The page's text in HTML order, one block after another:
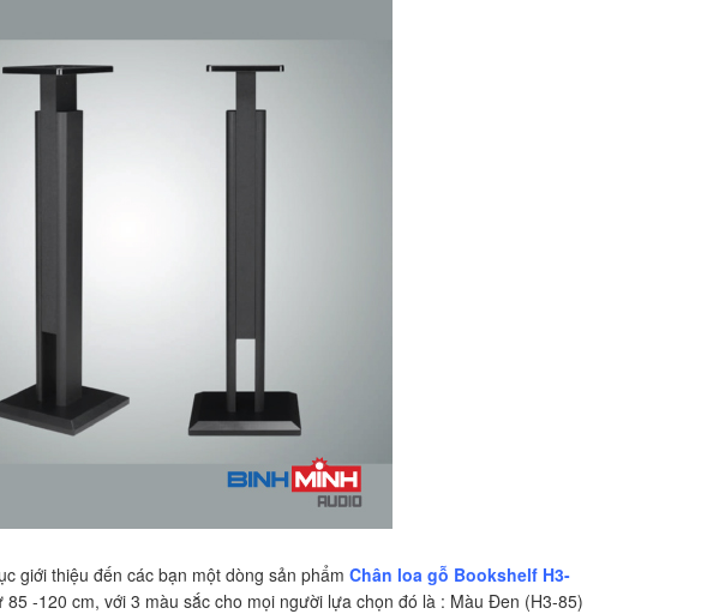
giới thiệu đến các bạn một dòng sản phẩm Chân loa gỗ Bookshelf H3-
-120 cm, với 3 màu sắc cho mọi người lựa chọn đó là : Màu Đen (H3-85)